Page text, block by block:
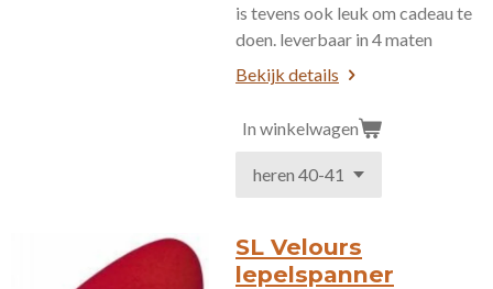
is tevens ook leuk om cadeau te
doen. leverbaar in 4 maten
Bekijk details
In winkelwagen
SL Velours
lepelspanner